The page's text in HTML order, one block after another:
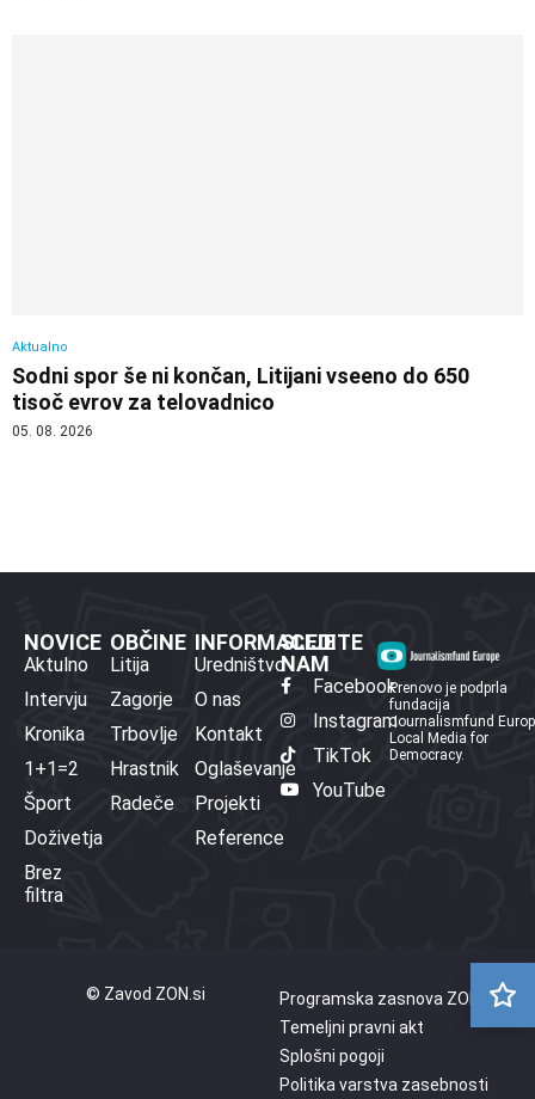
Aktualno
Sodni spor še ni končan, Litijani vseeno do 650
tisoč evrov za telovadnico
05. 08. 2026
NOVICE
Aktulno
Intervju
Kronika
1+1=2
Šport
Doživetja
Brez
filtra
OBČINE
Litija
Zagorje
Trbovlje
Hrastnik
Radeče
INFORMACIJE
Uredništvo
O nas
Kontakt
Oglaševanje
Projekti
Reference
SLEDITE
NAM
Facebook
Instagram
TikTok
YouTube
Prenovo je podprla
fundacija
Journalismfund
Local Media for
Democracy.
© Zavod ZON.si
Programska zasnova ZON
Temeljni pravni akt
Splošni pogoji
Politika varstva zasebnosti